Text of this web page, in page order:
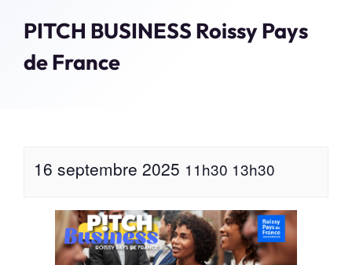
PITCH BUSINESS Roissy Pays
de France
16 septembre 2025 11h30 13h30